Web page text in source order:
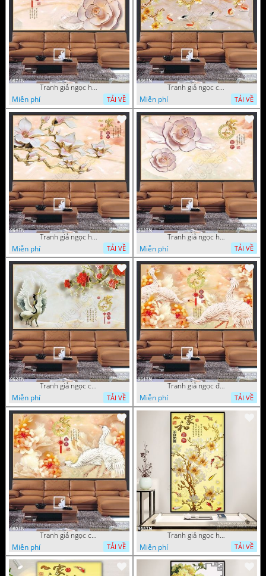
Tranh giả ngọc hoa mai
Miễn phí
TẢI VỀ
Tranh giả ngọc cá chép và hoa ngọc
Miễn phí
TẢI VỀ
Tranh giả ngọc hoa thư pháp treo tường
Miễn phí
TẢI VỀ
Tranh giả ngọc hoa thư pháp
Miễn phí
TẢI VỀ
Tranh giả ngọc chim hạc và hoa
Miễn phí
TẢI VỀ
Tranh giả ngọc đội hạc và hoa cúc
Miễn phí
TẢI VỀ
Tranh giả ngọc chim hạc và hoa cúc
Miễn phí
TẢI VỀ
Tranh giả ngọc hoa trang trí thư pháp
Miễn phí
TẢI VỀ